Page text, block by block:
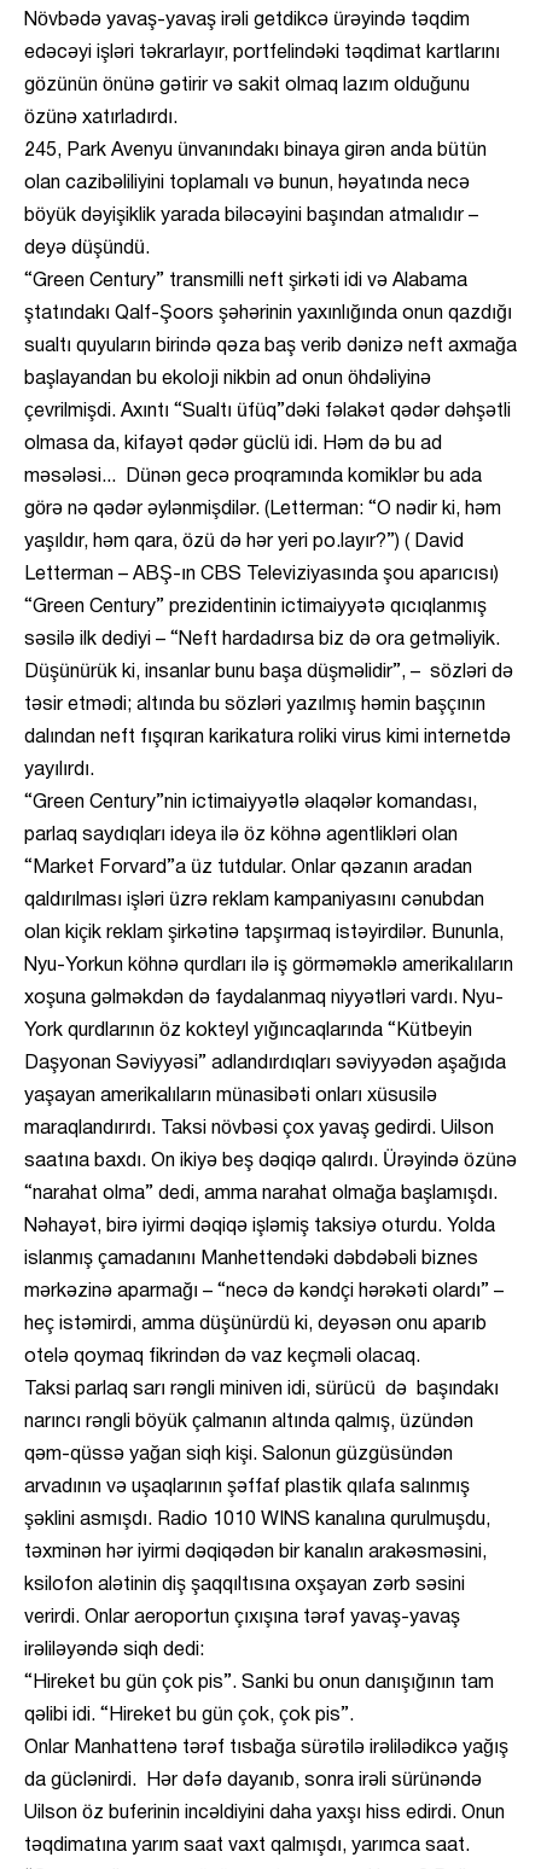
Növbədə yavaş-yavaş irəli getdikcə ürəyində təqdim
edəcəyi işləri təkrarlayır, portfelindəki təqdimat kartlarını
gözünün önünə gətirir və sakit olmaq lazım olduğunu
özünə xatırladırdı.
245, Park Avenyu ünvanındakı binaya girən anda bütün
olan cazibəliliyini toplamalı və bunun, həyatında necə
böyük dəyişiklik yarada biləcəyini başından atmalıdır –
deyə düşündü.
“Green Century” transmilli neft şirkəti idi və Alabama
ştatındakı Qalf-Şoors şəhərinin yaxınlığında onun qazdığı
sualtı quyuların birində qəza baş verib dənizə neft axmağa
başlayandan bu ekoloji nikbin ad onun öhdəliyinə
çevrilmişdi. Axıntı “Sualtı üfüq”dəki fəlakət qədər dəhşətli
olmasa da, kifayət qədər güclü idi. Həm də bu ad
məsələsi... Dünən gecə proqramında komiklər bu ada
görə nə qədər əylənmişdilər. (Letterman: “O nədir ki, həm
yaşıldır, həm qara, özü də hər yeri po.layır?”) ( David
Letterman – ABŞ-ın CBS Televiziyasında şou aparıcısı)
“Green Century” prezidentinin ictimaiyyətə qıcıqlanmış
səsilə ilk dediyi – “Neft hardadırsa biz də ora getməliyik.
Düşünürük ki, insanlar bunu başa düşməlidir”, – sözləri də
təsir etmədi; altında bu sözləri yazılmış həmin başçının
dalından neft fışqıran karikatura roliki virus kimi internetdə
yayılırdı.
“Green Century”nin ictimaiyyətlə əlaqələr komandası,
parlaq saydıqları ideya ilə öz köhnə agentlikləri olan
“Market Forvard”a üz tutdular. Onlar qəzanın aradan
qaldırılması işləri üzrə reklam kampaniyasını cənubdan
olan kiçik reklam şirkətinə tapşırmaq istəyirdilər. Bununla,
Nyu-Yorkun köhnə qurdları ilə iş görməməklə amerikalıların
xoşuna gəlməkdən də faydalanmaq niyyətləri vardı. Nyu-
York qurdlarının öz kokteyl yığıncaqlarında “Kütbeyin
Daşyonan Səviyyəsi” adlandırdıqları səviyyədən aşağıda
yaşayan amerikalıların münasibəti onları xüsusilə
maraqlandırırdı. Taksi növbəsi çox yavaş gedirdi. Uilson
saatına baxdı. On ikiyə beş dəqiqə qalırdı. Ürəyində özünə
“narahat olma” dedi, amma narahat olmağa başlamışdı.
Nəhayət, birə iyirmi dəqiqə işləmiş taksiyə oturdu. Yolda
islanmış çamadanını Manhettendəki dəbdəbəli biznes
mərkəzinə aparmağı – “necə də kəndçi hərəkəti olardı” –
heç istəmirdi, amma düşünürdü ki, deyəsən onu aparıb
otelə qoymaq fikrindən də vaz keçməli olacaq.
Taksi parlaq sarı rəngli miniven idi, sürücü də başındakı
narıncı rəngli böyük çalmanın altında qalmış, üzündən
qəm-qüssə yağan siqh kişi. Salonun güzgüsündən
arvadının və uşaqlarının şəffaf plastik qılafa salınmış
şəklini asmışdı. Radio 1010 WINS kanalına qurulmuşdu,
təxminən hər iyirmi dəqiqədən bir kanalın arakəsməsini,
ksilofon alətinin diş şaqqıltısına oxşayan zərb səsini
verirdi. Onlar aeroportun çıxışına tərəf yavaş-yavaş
irəliləyəndə siqh dedi:
“Hireket bu gün çok pis”. Sanki bu onun danışığının tam
qəlibi idi. “Hireket bu gün çok, çok pis”.
Onlar Manhattenə tərəf tısbağa sürətilə irəlilədikcə yağış
da güclənirdi. Hər dəfə dayanıb, sonra irəli sürünəndə
Uilson öz buferinin incəldiyini daha yaxşı hiss edirdi. Onun
təqdimatına yarım saat vaxt qalmışdı, yarımca saat.